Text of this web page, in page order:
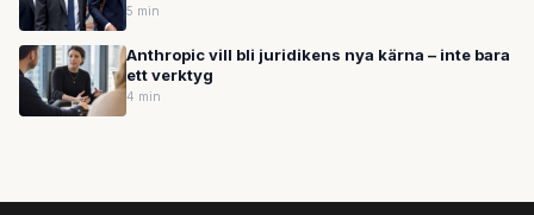
5 min
Anthropic vill bli juridikens nya kärna – inte bara
ett verktyg
4 min